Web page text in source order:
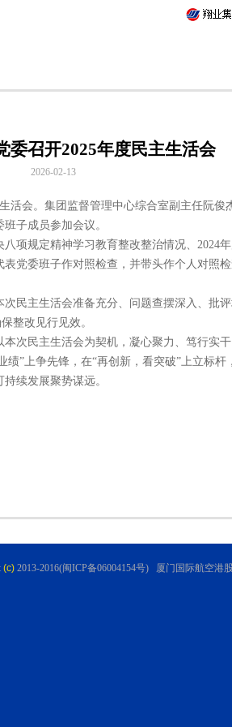
委召开2025年度民主生活会
2026-02-13
活会。集团监督管理中心综合室副主任阮
子成员参加会议。
项规定精神学习教育整改整治情况、2024
党委班子作对照检查，并带头作个人对照
民主生活会准备充分、问题查摆深入、批
整改见行见效。
次民主生活会为契机，凝心聚力、笃行实
”上争先锋，在“再创新，看突破”上立标杆
续发展聚势谋远。
(c) 2013-2016(闽ICP备06004154号) 厦门国际航空港